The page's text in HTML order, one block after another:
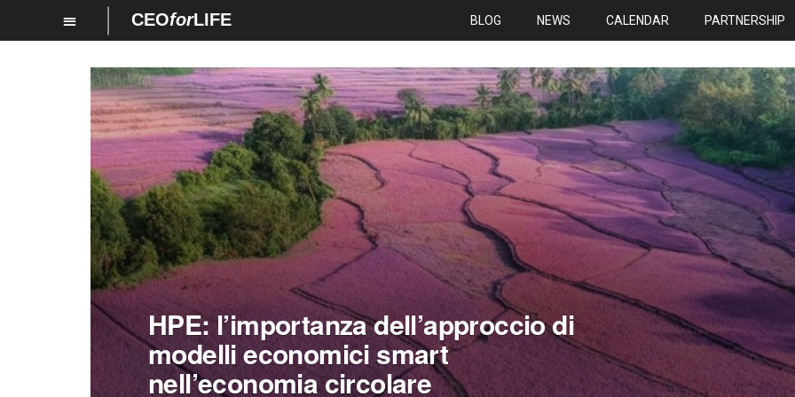
CEOforLIFE BLOG NEWS CALENDAR PARTNERSHIP
HPE: l’importanza dell’approccio di
modelli economici smart
nell’economia circolare